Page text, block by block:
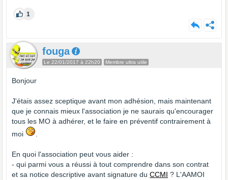
1
fouga
Le 22/01/2017 à 22h20 Membre ultra utile
Bonjour
J'étais assez sceptique avant mon adhésion, mais maintenant
que je connais mieux l'association je ne saurais qu'encourager
tous les MO à adhérer, et le faire en préventif contrairement à
moi
En quoi l'association peut vous aider :
- qui parmi vous a réussi à tout comprendre dans son contrat
et sa notice descriptive avant signature du CCMI ? L'AAMOI